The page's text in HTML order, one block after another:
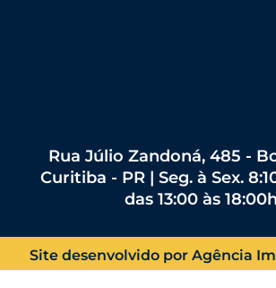
Rua Júlio Zandoná, 485 -
Curitiba - PR | Seg. à Sex.
das 13:00 às 18:00h
Site desenvolvido por Agência